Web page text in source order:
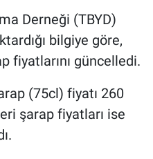
Derneği (TBYD)
bilgiye göre,
fiyatlarını güncelledi.
(75cl) fiyatı 260
şarap fiyatları ise